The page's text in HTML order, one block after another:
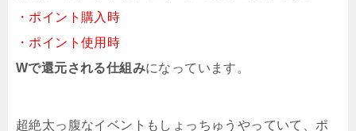
・ポイント購入時
・ポイント使用時
Wで還元される仕組みになっています。
超絶太っ腹なイベントもしょっちゅうやっていて、ポ